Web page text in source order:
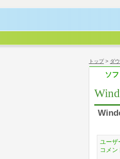
トップ> ダ
ソ
ユーザ
コメン